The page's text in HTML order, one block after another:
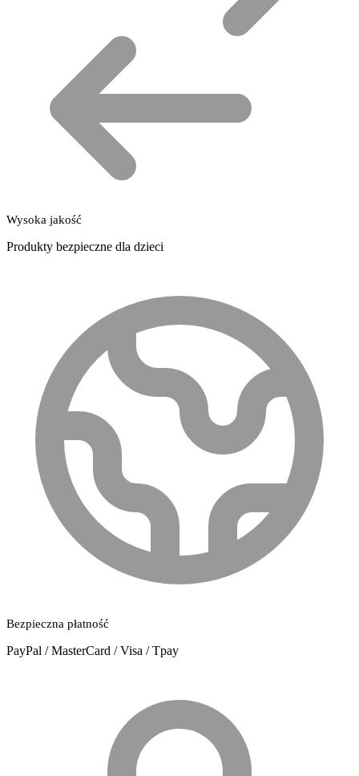
Wysoka jakość
Produkty bezpieczne dla dzieci
Bezpieczna płatność
PayPal / MasterCard / Visa / Tpay